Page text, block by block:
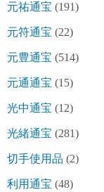
元祐通宝 (191)
元符通宝 (22)
元豊通宝 (514)
元通通宝 (15)
光中通宝 (12)
光緒通宝 (281)
切手使用品 (2)
利用通宝 (48)